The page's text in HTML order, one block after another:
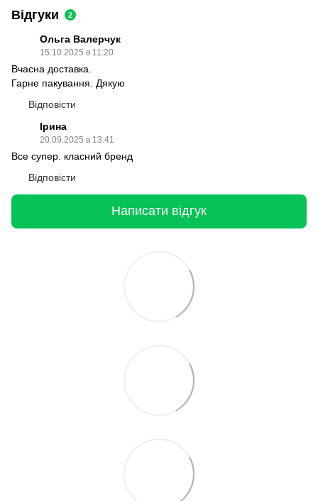
Відгуки 2
Ольга Валерчук
15.10.2025 в 11:20
Вчасна доставка.
Гарне пакування. Дякую
Відповісти
Ірина
20.09.2025 в 13:41
Все супер. класний бренд
Відповісти
Написати відгук